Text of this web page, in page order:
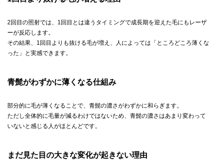
2回目の照射では、1回目とは違うタイミングで成長期を迎えた毛にもレーザ
ーが反応します。
その結果、1回目よりも抜ける毛が増え、人によっては「ところどころ薄くな
った」と実感できます。
青髭がわずかに薄くなる仕組み
部分的に毛が薄くなることで、青髭の濃さがわずかに和らぎます。
ただし全体的に毛量が減るわけではないため、青髭の濃さはあまり変わって
いないと感じる人がほとんどです。
まだ見た目の大きな変化が起きない理由